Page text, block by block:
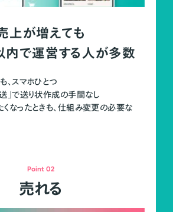
上が増えても
内で運営する人が多数
、スマホひとつ
」で送り状作成の手間なし
なったときも、仕組み変更の必要な
Point 02
売れる